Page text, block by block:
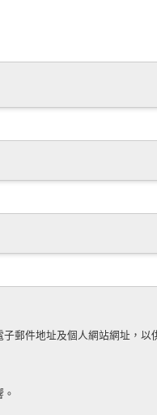
郵件地址及個人網站網址，以